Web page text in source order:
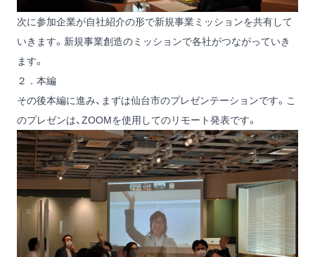
次に参加企業が自社紹介の形で新規事業ミッションを共有して
いきます。新規事業創造のミッションで各社がつながっていき
ます。
２．本編
その後本編に進み、まずは仙台市のプレゼンテーションです。こ
のプレゼンは、ZOOMを使用してのリモート発表です。